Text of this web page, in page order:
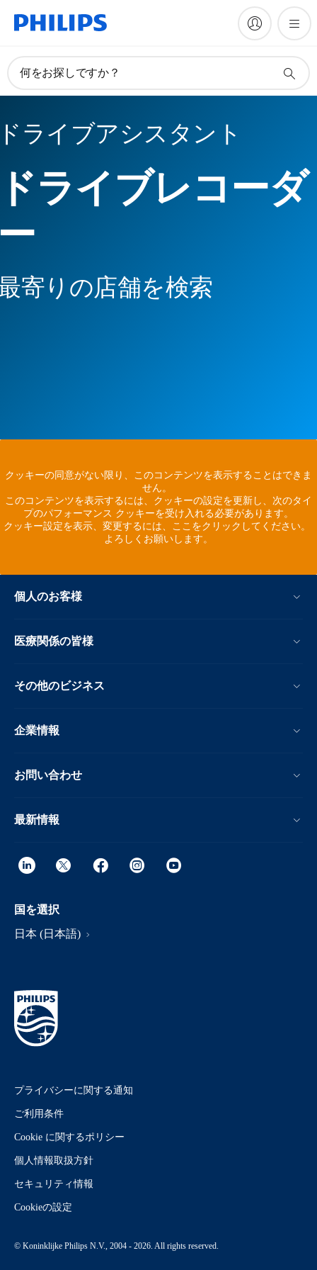
何をお探しですか？
ライブアシスタント
ライブレコーダ
寄りの店舗を検索
クッキーの同意がない限り、このコンテンツを表示することはできま
せん。
このコンテンツを表示するには、クッキーの設定を更新し、次のタイ
プのパフォーマンス クッキーを受け入れる必要があります。
クッキー設定を表示、変更するには、ここをクリックしてください。
よろしくお願いします。
個人のお客様
医療関係の皆様
その他のビジネス
企業情報
お問い合わせ
最新情報
国を選択
日本 (日本語)
プライバシーに関する通知
ご利用条件
Cookie に関するポリシー
個人情報取扱方針
セキュリティ情報
Cookieの設定
© Koninklijke Philips N.V., 2004 - 2026. All rights reserved.